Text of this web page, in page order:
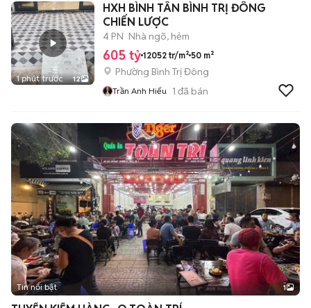
1 phút trước 12
HXH BÌNH TÂN BÌNH TRỊ ĐÔNG
CHIẾN LƯỢC
4 PN Nhà ngõ, hẻm
605 tỷ 12052 tr/m² 50 m²
Phường Bình Trị Đông
Trần Anh Hiếu 1 đã bán
Tin nổi bật 1